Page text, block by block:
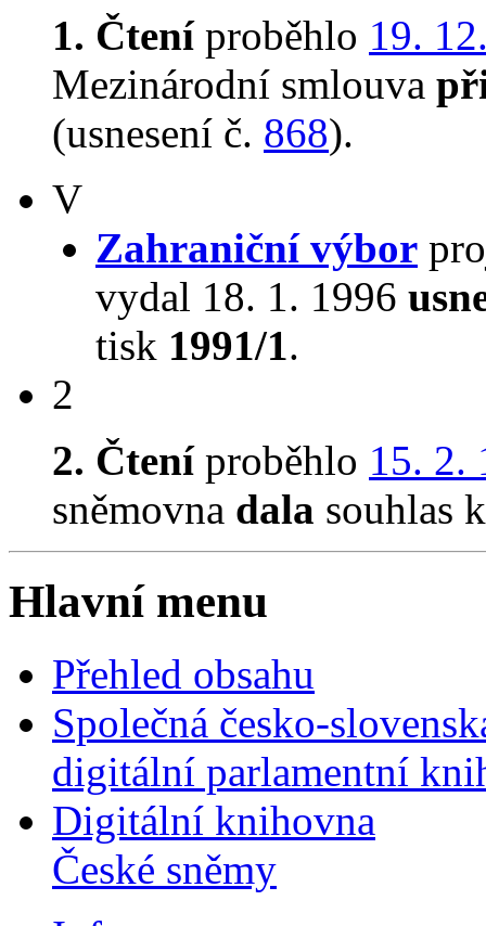
1. Čteníproběhlo 19.
Mezinárodní smlouva
(usnesení č. 868).
V
Zahraniční výbor
vydal 18. 1. 1996
tisk 1991/1.
2
2. Čteníproběhlo 15. 2.
sněmovna dala souhlas
Hlavní menu
Přehled obsahu
Společná česko-
digitální parlamentní
Digitální knihovna
České sněmy